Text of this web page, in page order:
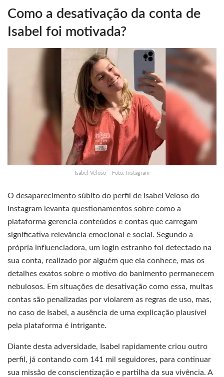
Como a desativação da conta de
Isabel foi motivada?
Isabel Veloso – Foto: Instagram
O desaparecimento súbito do perfil de Isabel Veloso do
Instagram levanta questionamentos sobre como a
plataforma gerencia conteúdos e contas que carregam
significativa relevância emocional e social. Segundo a
própria influenciadora, um login estranho foi detectado na
sua conta, realizado por alguém que ela conhece, mas os
detalhes exatos sobre o motivo do banimento permanecem
nebulosos. Em situações de desativação como essa, muitas
contas são penalizadas por violarem as regras de uso, mas,
no caso de Isabel, a ausência de uma explicação plausível
pela plataforma é intrigante.
Diante desta adversidade, Isabel rapidamente criou outro
perfil, já contando com 141 mil seguidores, para continuar
sua missão de conscientização e partilha da sua vivência. A